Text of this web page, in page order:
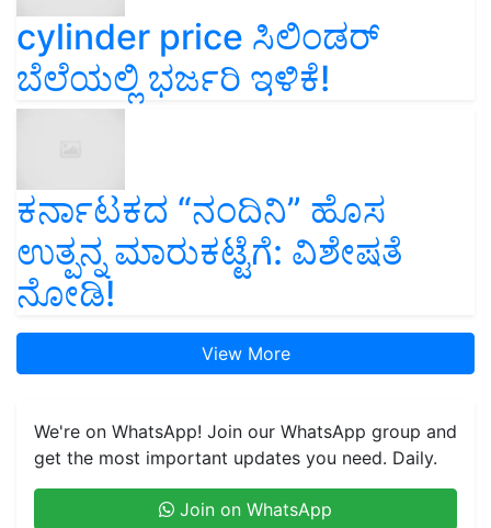
cylinder price ಸಿಲಿಂಡರ್‌
ಬೆಲೆಯಲ್ಲಿ ಭರ್ಜರಿ ಇಳಿಕೆ!
ಕರ್ನಾಟಕದ “ನಂದಿನಿ” ಹೊಸ
ಉತ್ಪನ್ನ ಮಾರುಕಟ್ಟೆಗೆ: ವಿಶೇಷತೆ
ನೋಡಿ!
View More
We're on WhatsApp! Join our WhatsApp group and
get the most important updates you need. Daily.
Join on WhatsApp